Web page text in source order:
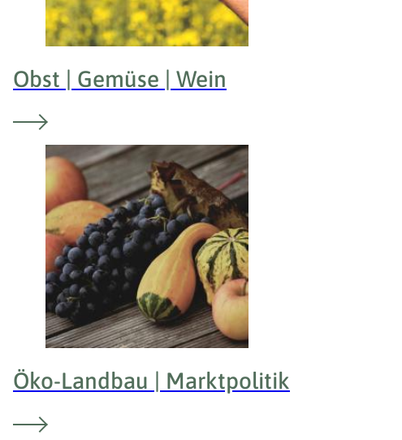
Obst | Gemüse | Wein
Öko-Landbau | Marktpolitik